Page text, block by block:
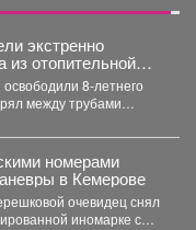
экстренно
отопительной
8-летнего
между трубами
номерами
в Кемерове
очевидец снял
иномарке с